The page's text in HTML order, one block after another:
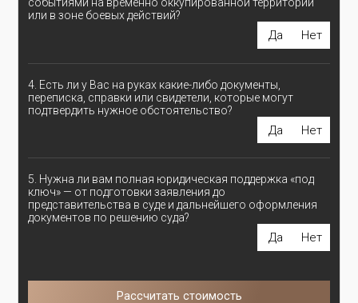
или в зоне боевых действий?
Да Нет
4. Есть ли у Вас на руках какие-либо документы,
переписка, справки или свидетели, которые могут
подтвердить нужное обстоятельство?
Да Нет
5. Нужна ли вам полная юридическая поддержка «под
ключ» — от подготовки заявления до
представительства в суде и дальнейшего оформления
документов по решению суда?
Да Нет
Рассчитать стоимость